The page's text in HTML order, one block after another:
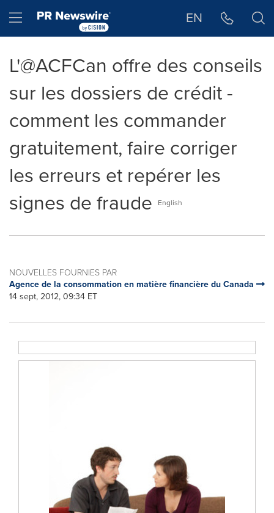
Hamburger menu EN
L'@ACFCan offre des conseils
sur les dossiers de crédit -
comment les commander
gratuitement, faire corriger
les erreurs et repérer les
signes de fraude
English
NOUVELLES FOURNIES PAR
Agence de la consommation en matière financière du Canada
14 sept, 2012, 09:34 ET